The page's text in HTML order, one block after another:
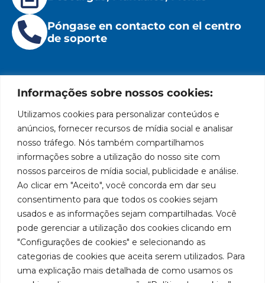
Informações sobre nossos cookies:
Utilizamos cookies para personalizar conteúdos e
anúncios, fornecer recursos de mídia social e analisar
nosso tráfego. Nós também compartilhamos
informações sobre a utilização do nosso site com
nossos parceiros de mídia social, publicidade e análise.
Ao clicar em "Aceito", você concorda em dar seu
consentimento para que todos os cookies sejam
usados e as informações sejam compartilhadas. Você
pode gerenciar a utilização dos cookies clicando em
"Configurações de cookies" e selecionando as
categorias de cookies que aceita serem utilizados. Para
uma explicação mais detalhada de como usamos os
Póngase en contacto con el centro
de soporte
Marca
líder
en
fabricación
de
equipos
para
lubricación
abastecimiento
de
América
del
Sur.
Políticas
de
privacidad
Políticas
de
cookies
Institucional
Institucional
Centros de
Servicio
Autorizados
Sea un
Representante
Trabaje con
Ubicación
Rua
931 – Anexo
Anita
Franchini,
50/96
Bairro: Santa
Terezinha
São Bernardo
SP
CEP: 09780-
001
Redes
sociales
LinkedIn
Instagram